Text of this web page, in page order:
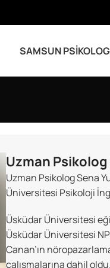
SAMSUN PSIKOLOG
Uzman
Uzman Psikolog Sena
Üniversitesi Psikoloji
Üsküdar Üniversitesi
Üsküdar Üniversitesi
Canan’ın
çalışmalarına dahil oldu.